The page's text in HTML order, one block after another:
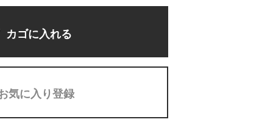
カゴに入れる
気に入り登録